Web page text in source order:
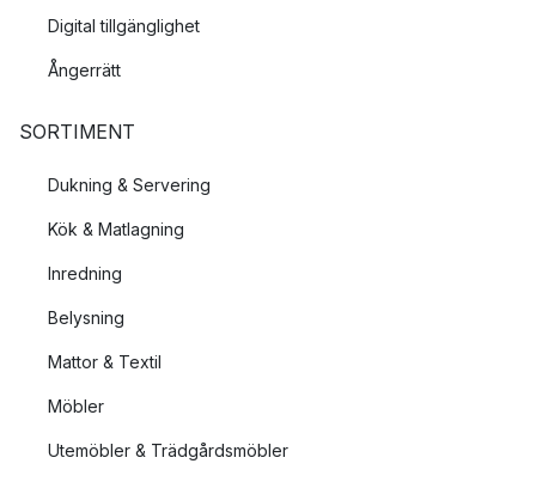
Digital tillgänglighet
Ångerrätt
SORTIMENT
Dukning & Servering
Kök & Matlagning
Inredning
Belysning
Mattor & Textil
Möbler
Utemöbler & Trädgårdsmöbler